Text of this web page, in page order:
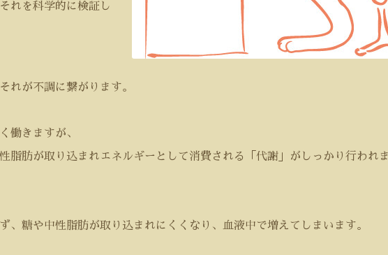
れを科学的に検証し
れが不調に繋がります。
働きますが、
脂肪が取り込まれエネルギーとして消費される「代謝」がしっかり行われま
、糖や中性脂肪が取り込まれにくくなり、血液中で増えてしまいます。